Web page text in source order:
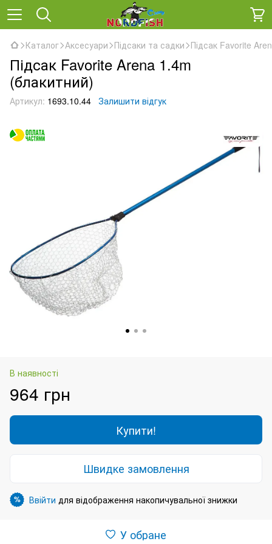
Каталог Аксесуари Підсаки та садки Підсак Favorite
Підсак Favorite Arena 1.4m
(блакитний)
Артикул: 1693.10.44 Залишити відгук
В наявності
964 грн
Купити!
Швидке замовлення
% Ввійти для відображення накопичувальної знижки
У обране